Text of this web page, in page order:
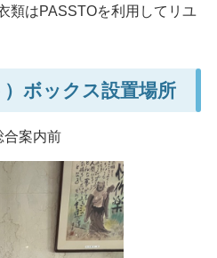
類はPASSTOを利用してリユ
ボックス設置場所
合案内前